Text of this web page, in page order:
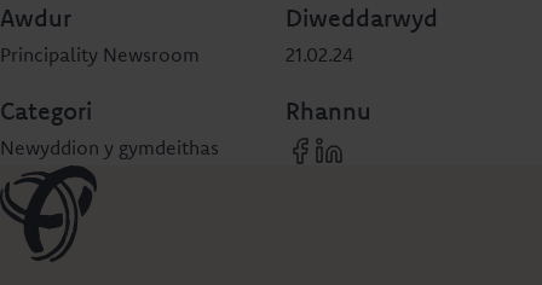
Awdur
Principality Newsroom
Diweddarwyd
21.02.24
Categori
Newyddion y gymdeithas
Rhannu